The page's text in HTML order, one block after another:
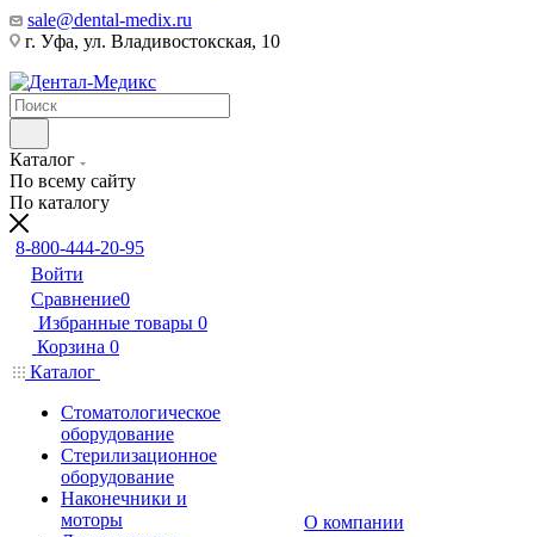
sale@dental-medix.ru
г. Уфа, ул. Владивостокская, 10
Каталог
По всему сайту
По каталогу
8-800-444-20-95
Войти
Сравнение0
Избранные товары 0
Корзина 0
Каталог
Стоматологическое
оборудование
Стерилизационное
оборудование
Наконечники и
моторы
О компании